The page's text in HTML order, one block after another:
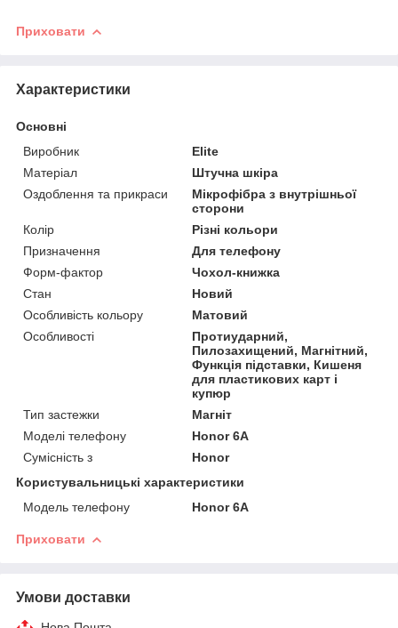
Приховати
Характеристики
Основні
Виробник
Elite
Матеріал
Штучна шкіра
Оздоблення та прикраси
Мікрофібра з внутрішньої
сторони
Колір
Різні кольори
Призначення
Для телефону
Форм-фактор
Чохол-книжка
Стан
Новий
Особливість кольору
Матовий
Особливості
Протиударний,
Пилозахищений, Магнітний,
Функція підставки, Кишеня
для пластикових карт і
купюр
Тип застежки
Магніт
Моделі телефону
Honor 6A
Сумісність з
Honor
Користувальницькі характеристики
Модель телефону
Honor 6A
Приховати
Умови доставки